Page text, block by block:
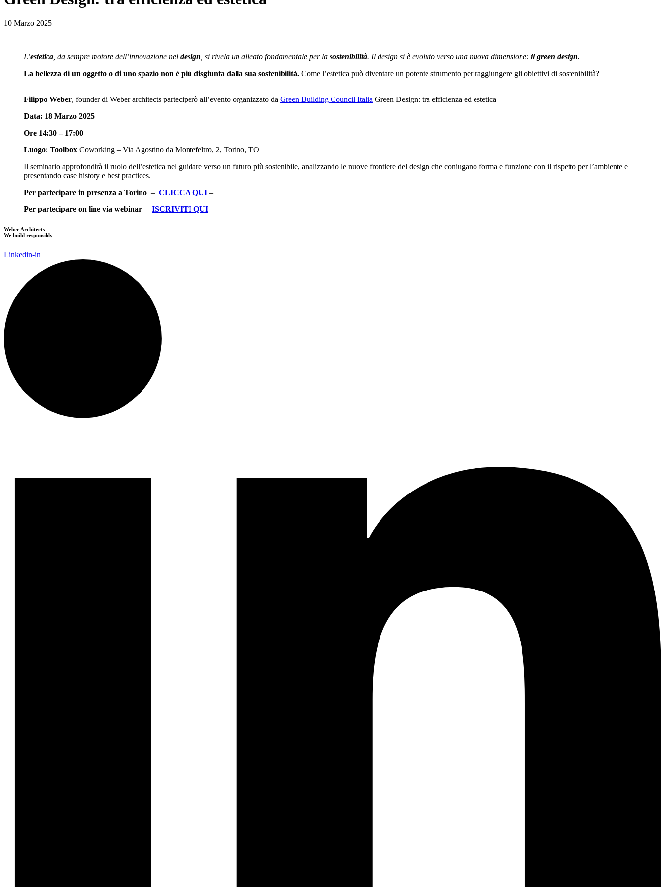
10 Marzo 2025
L’estetica , da sempre motore dell’innovazione nel design , si rivela un alleato fondamentale per la sostenibilità. Il design si è evoluto verso una nuova dimensione: il green design.
La bellezza di un oggetto o di uno spazio non è più disgiunta dalla sua sostenibilità. Come l’estetica può diventare un potente strumento per raggiungere gli obiettivi di sostenibilità?
Filippo Weber, founder di Weber architects parteciperò all’evento organizzato da Green Building Council Italia Green Design: tra efficienza ed estetica
Data: 18 Marzo 2025
Ore 14:30 – 17:00
Luogo: Toolbox Coworking – Via Agostino da Montefeltro, 2, Torino, TO
Il seminario approfondirà il ruolo dell’estetica nel guidare verso un futuro più sostenibile, analizzando le nuove frontiere del design che coniugano forma e funzione con il rispetto per l’ambiente e
presentando case history e best practices.
Per partecipare in presenza a Torino – CLICCA QUI –
Per partecipare on line via webinar – ISCRIVITI QUI –
Weber Architects
We build responsibly
Linkedin-in